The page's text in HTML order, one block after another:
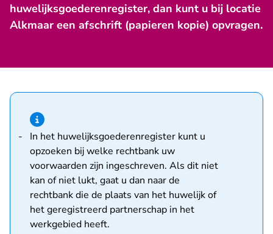
huwelijksgoederenregister, dan kunt u bij locatie
Alkmaar een afschrift (papieren kopie) opvragen.
Hint van type informatie
In het huwelijksgoederenregister- U verlaat
kunt u
opzoeken bij welke rechtbank uw
voorwaarden zijn ingeschreven. Als dit niet
kan of niet lukt, gaat u dan naar de
rechtbank die de plaats van het huwelijk of
het geregistreerd partnerschap in het
werkgebied heeft.